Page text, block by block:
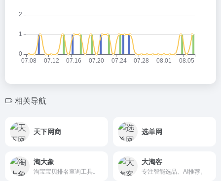
相关导航
天下网商 选单网
淘大象
淘宝宝贝排名查询工具。
大淘客
专注智能选品、AI推荐。